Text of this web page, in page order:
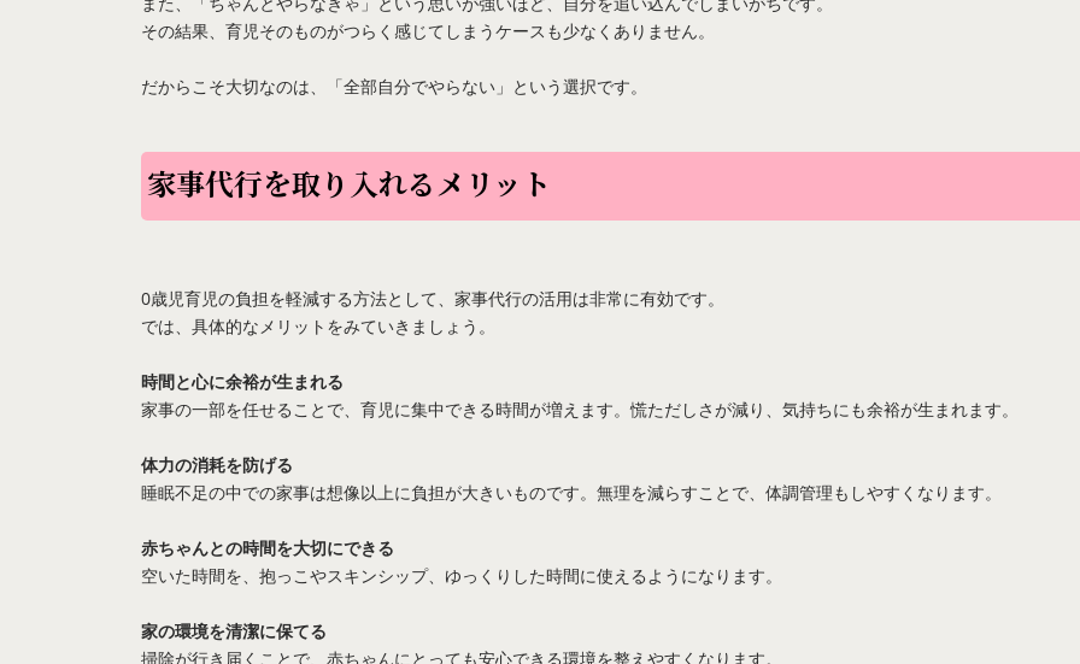
その結果、育児そのものがつらく感じてしまうケースも少なくありません。
だからこそ大切なのは、「全部自分でやらない」という選択です。
家事代行を取り入れるメリット
0歳児育児の負担を軽減する方法として、家事代行の活用は非常に有効です。
では、具体的なメリットをみていきましょう。
時間と心に余裕が生まれる
家事の一部を任せることで、育児に集中できる時間が増えます。慌ただしさが減り、気持ちにも余裕が生まれます。
体力の消耗を防げる
睡眠不足の中での家事は想像以上に負担が大きいものです。無理を減らすことで、体調管理もしやすくなります。
赤ちゃんとの時間を大切にできる
空いた時間を、抱っこやスキンシップ、ゆっくりした時間に使えるようになります。
家の環境を清潔に保てる
掃除が行き届くことで、赤ちゃんにとっても安心できる環境を整えやすくなります。